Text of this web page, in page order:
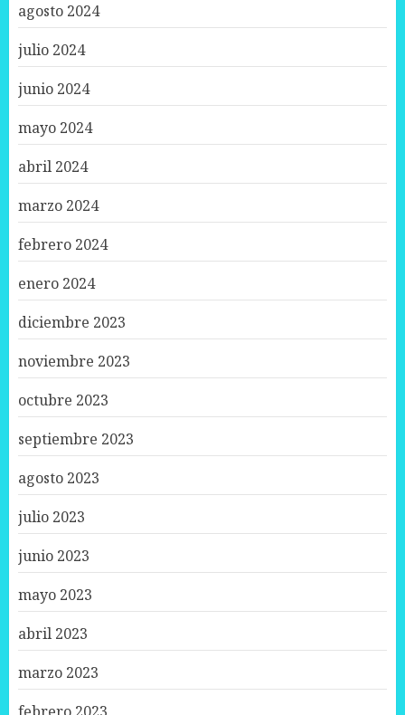
agosto 2024
julio 2024
junio 2024
mayo 2024
abril 2024
marzo 2024
febrero 2024
enero 2024
diciembre 2023
noviembre 2023
octubre 2023
septiembre 2023
agosto 2023
julio 2023
junio 2023
mayo 2023
abril 2023
marzo 2023